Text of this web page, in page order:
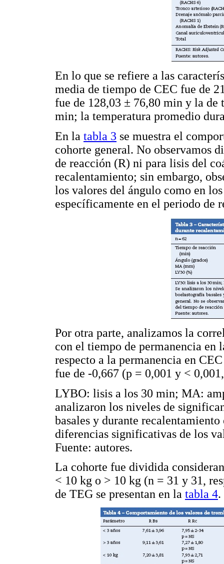
En lo que se refiere a las
media de tiempo de CEC fue de
fue de 128,03 ± 76,80 min y la
min; la temperatura promedio
En la tabla 3 se muestra el
cohorte general. No observamos
de reacción (R) ni para lisis del
recalentamiento; sin embargo,
los valores del ángulo como en
específicamente en el periodo de
Por otra parte, analizamos la
con el tiempo de permanencia
respecto a la permanencia en
fue de -0,667 (p = 0,001 y <
LYBO: lisis a los 30 min; MA:
analizaron los niveles de
basales y durante
diferencias significativas de los
Fuente: autores.
La cohorte fue dividida
< 10 kg o > 10 kg (n = 31 y 31,
de TEG se presentan en la tabla 4.